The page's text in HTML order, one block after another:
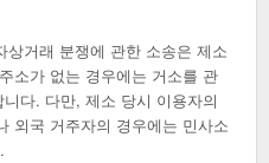
거래 분쟁에 관한 소송은 제소
소가 없는 경우에는 거소를 관
다. 다만, 제소 당시 이용자의
외국 거주자의 경우에는 민사소